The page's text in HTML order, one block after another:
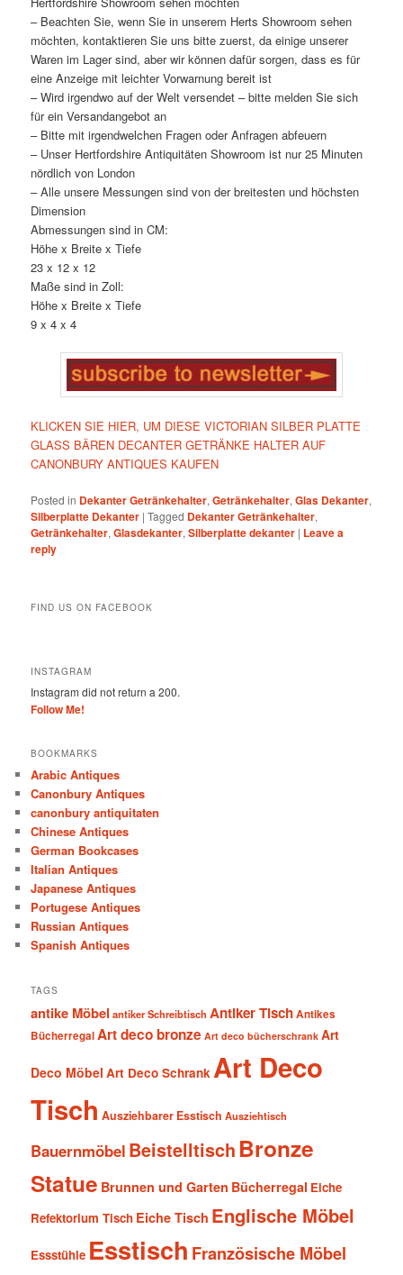
– Beachten Sie, wenn Sie in unserem Herts Showroom sehen
möchten, kontaktieren Sie uns bitte zuerst, da einige unserer
Waren im Lager sind, aber wir können dafür sorgen, dass es für
eine Anzeige mit leichter Vorwarnung bereit ist
– Wird irgendwo auf der Welt versendet – bitte melden Sie sich
für ein Versandangebot an
– Bitte mit irgendwelchen Fragen oder Anfragen abfeuern
– Unser Hertfordshire Antiquitäten Showroom ist nur 25 Minuten
nördlich von London
– Alle unsere Messungen sind von der breitesten und höchsten
Dimension
Abmessungen sind in CM:
Höhe x Breite x Tiefe
23 x 12 x 12
Maße sind in Zoll:
Höhe x Breite x Tiefe
9 x 4 x 4
KLICKEN SIE HIER, UM DIESE VICTORIAN SILBER PLATTE
GLASS BÄREN DECANTER GETRÄNKE HALTER AUF
CANONBURY ANTIQUES KAUFEN
Posted in Dekanter Getränkehalter,Getränkehalter,Glas Dekanter,
Silberplatte Dekanter |Tagged Dekanter Getränkehalter,
Getränkehalter,Glasdekanter,Silberplatte dekanter | Leave a
reply
FIND US ON FACEBOOK
INSTAGRAM
Instagram did not return a 200.
Follow Me!
BOOKMARKS
Arabic Antiques
Canonbury Antiques
canonbury antiquitaten
Chinese Antiques
German Bookcases
Italian Antiques
Japanese Antiques
Portugese Antiques
Russian Antiques
Spanish Antiques
TAGS
antike Möbel antiker Schreibtisch Antiker TischAntikes
BücherregalArt deco bronze Art deco bücherschrank Art
Deco Möbel Art Deco Schrank Art Deco
Tisch Ausziehbarer Esstisch Ausziehtisch
Bauernmöbel Beistelltisch Bronze
Statue Brunnen und Garten Bücherregal Eiche
Refektorium Tisch Eiche Tisch Englische Möbel
Essstühle Esstisch Französische Möbel